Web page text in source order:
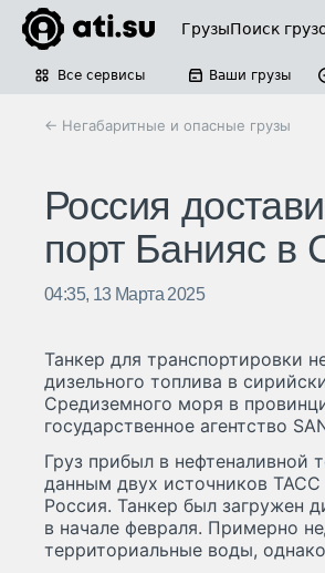
ГрузыПоиск
Все сервисы Ваши грузы
← Негабаритные и опасные грузы
Россия
порт Банияс в
04:35, 13 Марта 2025
Танкер для транспортировки
дизельного топлива в
Средиземного моря в
государственное агентство
Груз прибыл в
данным двух источников ТАСС
Россия. Танкер был загружен
в начале февраля. Примерно
территориальные воды,